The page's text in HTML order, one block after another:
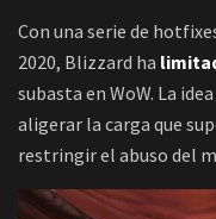
Con una serie de
2020, Blizzard ha
subasta en WoW. La
aligerar la carga que
restringir el abuso del